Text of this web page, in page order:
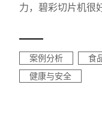
力，碧彩切片机很
案例分析 食
健康与安全